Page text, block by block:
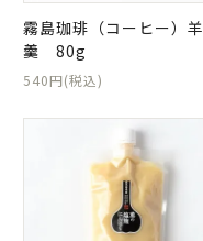
霧島珈琲（コーヒー）羊
羹 80g
540円(税込)